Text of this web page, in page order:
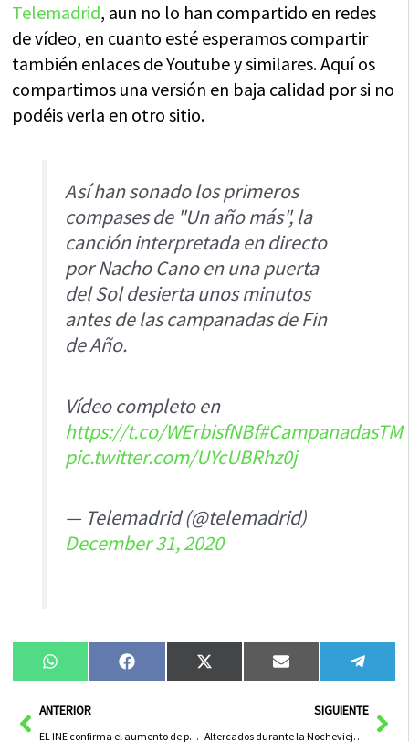
Telemadrid, aun no lo han compartido en redes
de vídeo, en cuanto esté esperamos compartir
también enlaces de Youtube y similares. Aquí os
compartimos una versión en baja calidad por si no
podéis verla en otro sitio.
Así han sonado los primeros
compases de "Un año más", la
canción interpretada en directo
por Nacho Cano en una puerta
del Sol desierta unos minutos
antes de las campanadas de Fin
de Año.
Vídeo completo en
https://t.co/WErbisfNBf#CampanadasTM
pic.twitter.com/UYcUBRhz0j
— Telemadrid (@telemadrid)
December 31, 2020
Compartir
en
WhatsAppCompartir
en
FacebookCompartir
en
X
(Twitter)
Compartir
en
Email
en
AntANTERIOR
EL INE confirma el aumento de población en Herencia
SIGUIENTE
Altercados durante la Nochevieja en alguna terrazas de bares en Herencia